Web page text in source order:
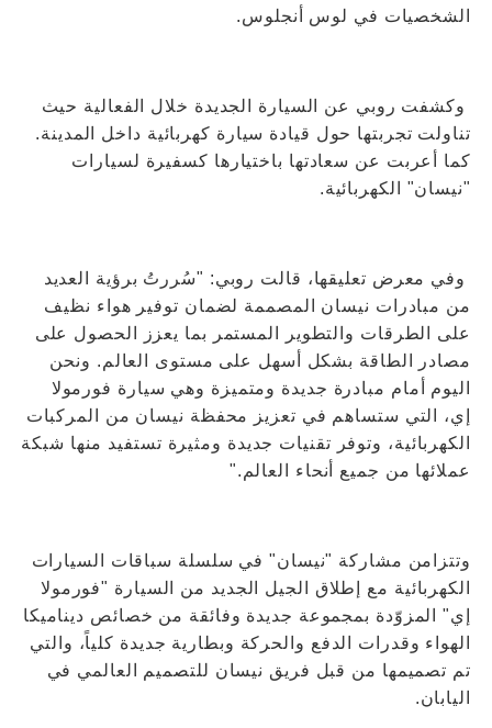
الشخصيات في لوس أنجلوس.
وكشفت روبي عن السيارة الجديدة خلال الفعالية حيث
تناولت تجربتها حول قيادة سيارة كهربائية داخل المدينة.
كما أعربت عن سعادتها باختيارها كسفيرة لسيارات
"نيسان" الكهربائية.
وفي معرض تعليقها، قالت روبي: "سُررتُ برؤية العديد
من مبادرات نيسان المصممة لضمان توفير هواء نظيف
على الطرقات والتطوير المستمر بما يعزز الحصول على
مصادر الطاقة بشكل أسهل على مستوى العالم. ونحن
اليوم أمام مبادرة جديدة ومتميزة وهي سيارة فورمولا
إي، التي ستساهم في تعزيز محفظة نيسان من المركبات
الكهربائية، وتوفر تقنيات جديدة ومثيرة تستفيد منها شبكة
عملائها من جميع أنحاء العالم."
وتتزامن مشاركة "نيسان" في سلسلة سباقات السيارات
الكهربائية مع إطلاق الجيل الجديد من السيارة "فورمولا
إي" المزوّدة بمجموعة جديدة وفائقة من خصائص ديناميكا
الهواء وقدرات الدفع والحركة وبطارية جديدة كلياً، والتي
تم تصميمها من قبل فريق نيسان للتصميم العالمي في
اليابان.